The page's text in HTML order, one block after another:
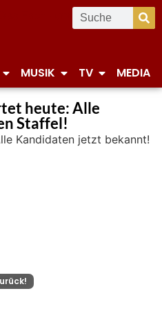
MUSIK TV MEDIA
heute: Alle
Staffel!